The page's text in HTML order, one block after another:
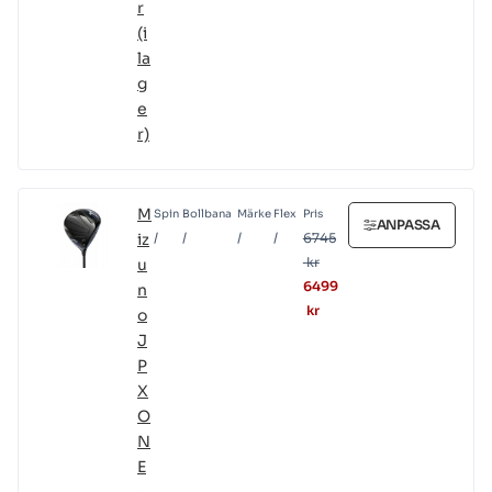
r
(i
la
g
e
r)
M
iz
u
n
o
J
P
X
O
N
E
Spin
/
Bollbana
/
Märke
/
Flex
/
Pris
6745
kr
6499
kr
ANPASSA